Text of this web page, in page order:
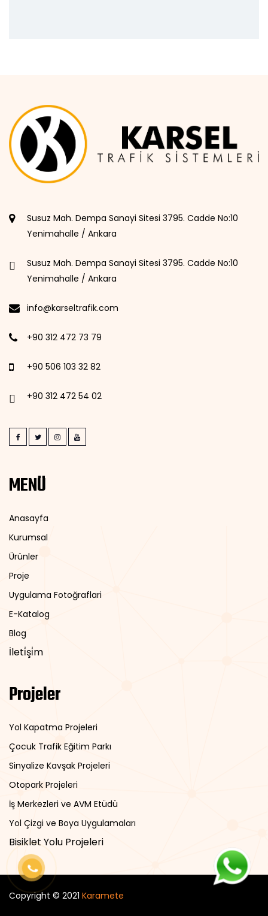
Susuz Mah. Dempa Sanayi Sitesi 3795. Cadde No:10
Yenimahalle / Ankara
Susuz Mah. Dempa Sanayi Sitesi 3795. Cadde No:10
Yenimahalle / Ankara
info@karseltrafik.com
+90 312 472 73 79
+90 506 103 32 82
+90 312 472 54 02
MENÜ
Anasayfa
Kurumsal
Ürünler
Proje
Uygulama Fotoğraflari
E-Katalog
Blog
İleti̇şi̇m
Projeler
Yol Kapatma Projeleri
Çocuk Trafik Eğitim Parkı
Sinyalize Kavşak Projeleri
Otopark Projeleri
İş Merkezleri ve AVM Etüdü
Yol Çizgi ve Boya Uygulamaları
Bisiklet Yolu Projeleri
Copyright © 2021 Karamete